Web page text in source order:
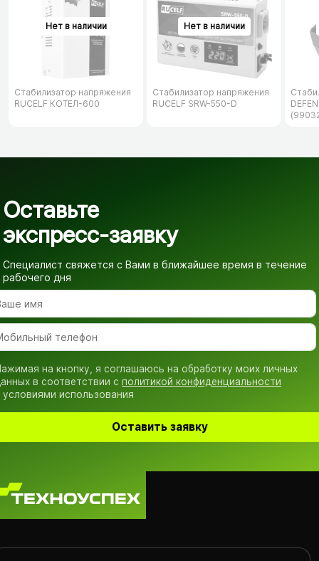
Зарядные устройства (АЗУ)
Стабилизатор напряжения
RUCELF КОТЕЛ-600
Стабилизатор напряжения
RUCELF SRW-550-D
Оставьте
экспресс-заявку
Специалист свяжется с Вами в ближайшее время в течение
рабочего дня
на кнопку, я соглашаюсь на обработку моих личных
в соответствии с политикой конфиденциальности
условиями использования
Оставить заявку